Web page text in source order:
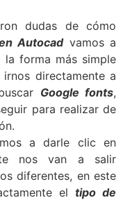
dudas de cómo
Autocadvamos a
la forma más simple
directamente a
Google fonts,
para realizar de
a darle clic en
nos van a salir
diferentes, en este
el tipo de